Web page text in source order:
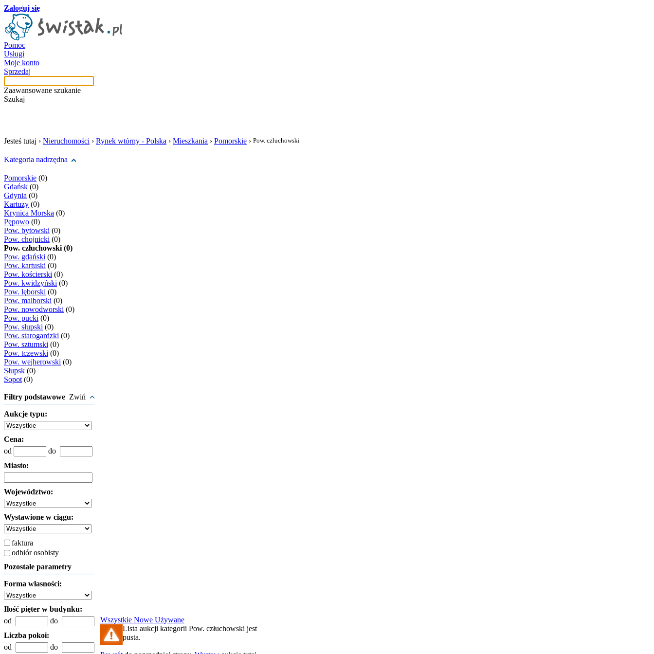
Zaloguj się
Pomoc
Usługi
Moje konto
Sprzedaj
Zaawansowane szukanie
Szukaj
Jesteś tutaj › Nieruchomości › Rynek wtórny - Polska › Mieszkania › Pomorskie › Pow. człuchowski
Kategoria nadrzędna
Pomorskie (0)
Gdańsk (0)
Gdynia (0)
Kartuzy (0)
Krynica Morska (0)
Pępowo (0)
Pow. bytowski (0)
Pow. chojnicki (0)
Pow. człuchowski (0)
Pow. gdański (0)
Pow. kartuski (0)
Pow. kościerski (0)
Pow. kwidzyński (0)
Pow. lęborski (0)
Pow. malborski (0)
Pow. nowodworski (0)
Pow. pucki (0)
Pow. słupski (0)
Pow. starogardzki (0)
Pow. sztumski (0)
Pow. tczewski (0)
Pow. wejherowski (0)
Słupsk (0)
Sopot (0)
Filtry podstawowe Zwiń
Aukcje typu:
Cena:
od
do
Miasto:
Województwo:
Wystawione w ciągu:
faktura
odbiór osobisty
Pozostałe parametry
Forma własności:
Ilość pięter w budynku:
od
do
Liczba pokoi:
od
do
Wszystkie Nowe Używane
Lista aukcji kategorii Pow. człuchowski jest
pusta.